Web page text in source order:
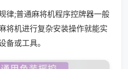
律;普通麻将机程序控牌器一般
将机进行复杂安装操作就能实
备或工具。